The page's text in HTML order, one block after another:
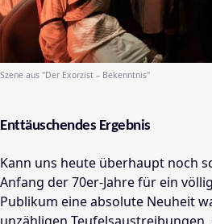
Szene aus "Der Exorzist – Bekenntnis"
Enttäuschendes Ergebnis
Kann uns heute überhaupt noch
Anfang der 70er-Jahre für ein
Publikum eine absolute Neuheit